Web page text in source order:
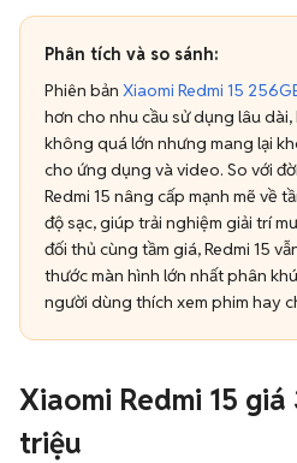
Phân tích và so sánh:
Phiên bản Xiaomi Redmi 15
hơn cho nhu cầu sử dụng lâu
không quá lớn nhưng mang lại
cho ứng dụng và video. So với
Redmi 15 nâng cấp mạnh mẽ về
độ sạc, giúp trải nghiệm giải trí
đối thủ cùng tầm giá, Redmi 15
thước màn hình lớn nhất phân
người dùng thích xem phim hay
Xiaomi Redmi 15
triệu